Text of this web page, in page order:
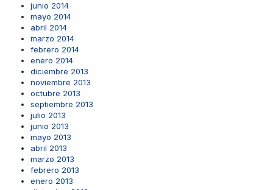
junio 2014
mayo 2014
abril 2014
marzo 2014
febrero 2014
enero 2014
diciembre 2013
noviembre 2013
octubre 2013
septiembre 2013
julio 2013
junio 2013
mayo 2013
abril 2013
marzo 2013
febrero 2013
enero 2013